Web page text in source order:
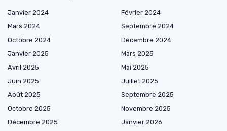
Janvier 2024
Février 2024
Mars 2024
Septembre 2024
Octobre 2024
Décembre 2024
Janvier 2025
Mars 2025
Avril 2025
Mai 2025
Juin 2025
Juillet 2025
Août 2025
Septembre 2025
Octobre 2025
Novembre 2025
Décembre 2025
Janvier 2026